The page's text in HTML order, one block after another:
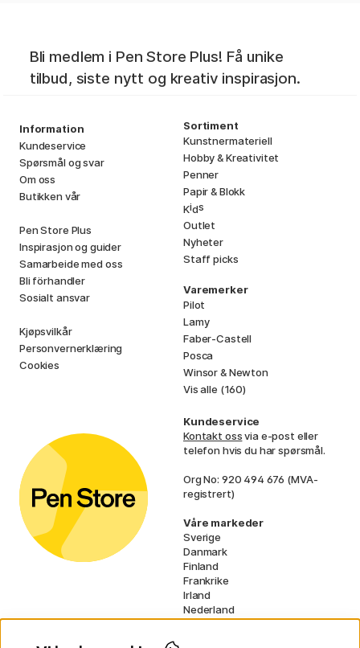
Bli medlem i Pen Store Plus! Få unike
tilbud, siste nytt og kreativ inspirasjon.
Information
Kundeservice
Spørsmål og svar
Om oss
Butikken vår
Pen Store Plus
Inspirasjon og guider
Samarbeide med oss
Bli förhandler
Sosialt ansvar
Kjøpsvilkår
Personvernerklæring
Cookies
Sortiment
Kunstnermateriell
Hobby & Kreativitet
Penner
Papir & Blokk
Kids
Outlet
Nyheter
Staff picks
Varemerker
Pilot
Lamy
Faber-Castell
Posca
Winsor & Newton
Vis alle (160)
Kundeservice
Kontakt ossvia e-post eller
telefon hvis du har spørsmål.
Org No: 920 494 676 (MVA-
registrert)
Våre markeder
Sverige
Danmark
Finland
Frankrike
Irland
Nederland
Tyskland